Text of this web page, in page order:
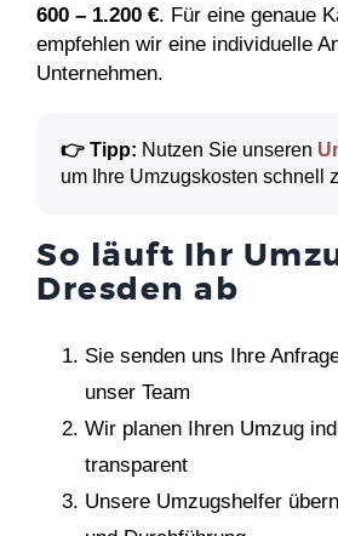
600 – 1.200 €. Für eine genaue
empfehlen wir eine individuelle
Unternehmen.
👉 Tipp: Nutzen Sie unseren
um Ihre Umzugskosten schnell
So läuft Ihr
Dresden ab
Sie senden uns Ihre
unser Team
Wir planen Ihren Umzug
transparent
Unsere Umzugshelfer